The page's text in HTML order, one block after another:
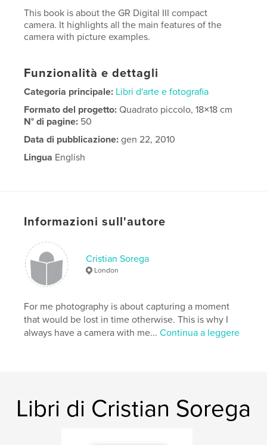
This book is about the GR Digital III compact
camera. It highlights all the main features of the
camera with picture examples.
Funzionalità e dettagli
Categoria principale: Libri d'arte e fotografia
Formato del progetto:Quadrato piccolo, 18×18 cm
N° di pagine: 50
Data di pubblicazione: gen 22, 2010
Lingua English
Informazioni sull'autore
Cristian Sorega
London
For me photography is about capturing a moment
that would be lost in time otherwise. This is why I
always have a camera with me...Continua a leggere
Libri di Cristian Sorega